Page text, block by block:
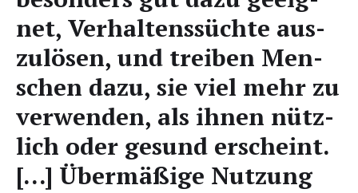
net, Ver­hal­tens­süch­te aus­
zu­lö­sen, und trei­ben Men­
schen dazu, sie viel mehr zu
ver­wen­den, als ihnen nütz­
lich oder gesund erscheint.
[…] Über­mä­ßi­ge Nut­zung